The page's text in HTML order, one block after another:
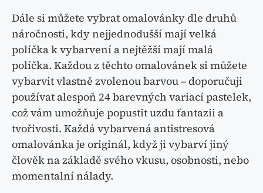
Dále si můžete vybrat omalovánky dle druhů
náročnosti, kdy nejjednodušší mají velká
políčka k vybarvení a nejtěžší mají malá
políčka. Každou z těchto omalovánek si můžete
vybarvit vlastně zvolenou barvou – doporučuji
používat alespoň 24 barevných variací pastelek,
což vám umožňuje popustit uzdu fantazii a
tvořivosti. Každá vybarvená antistresová
omalovánka je originál, když ji vybarví jiný
člověk na základě svého vkusu, osobnosti, nebo
momentalní nálady.